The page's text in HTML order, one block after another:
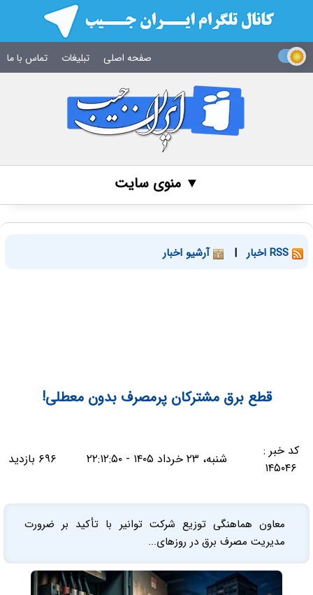
صفحه اصلی تبلیغات تماس با ما
▼ منوی سایت
| آرشیو اخبار
قطع برق مشترکان پرمصرف بدون معطلی!
کد خبر :
۱۴۵۰۴۶
شنبه، ۲۳ خرداد ۱۴۰۵ - ۲۲:۱۲:۵۰ ۶۹۶ بازدید
معاون هماهنگی توزیع شرکت توانیر با تأکید بر ضرورت
مدیریت مصرف برق در روزهای...